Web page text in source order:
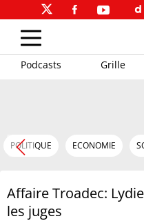
Podcasts Grille
POLITIQUE ECONOMIE
Affaire Troadec:
les juges